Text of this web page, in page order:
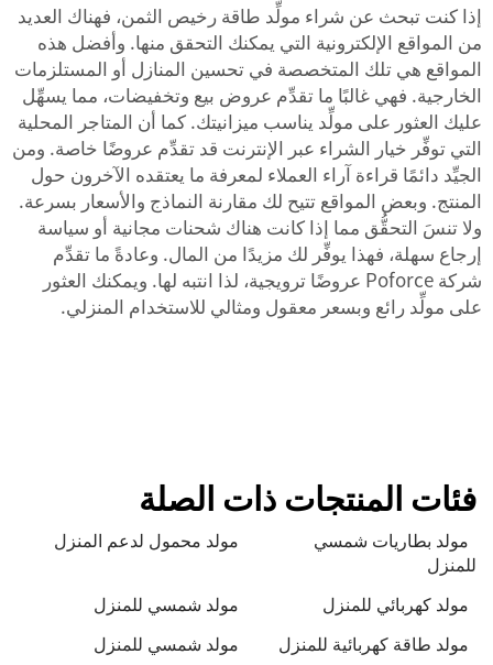
إذا كنت تبحث عن شراء مولِّد طاقة رخيص الثمن، فهناك العديد
من المواقع الإلكترونية التي يمكنك التحقق منها. وأفضل هذه
المواقع هي تلك المتخصصة في تحسين المنازل أو المستلزمات
الخارجية. فهي غالبًا ما تقدِّم عروض بيع وتخفيضات، مما يسهِّل
عليك العثور على مولِّد يناسب ميزانيتك. كما أن المتاجر المحلية
التي توفِّر خيار الشراء عبر الإنترنت قد تقدِّم عروضًا خاصة. ومن
الجيِّد دائمًا قراءة آراء العملاء لمعرفة ما يعتقده الآخرون حول
المنتج. وبعض المواقع تتيح لك مقارنة النماذج والأسعار بسرعة.
ولا تنسَ التحقُّق مما إذا كانت هناك شحنات مجانية أو سياسة
إرجاع سهلة، فهذا يوفِّر لك مزيدًا من المال. وعادةً ما تقدِّم
شركة Poforce عروضًا ترويجية، لذا انتبه لها. ويمكنك العثور
على مولِّد رائع وبسعر معقول ومثالي للاستخدام المنزلي.
فئات المنتجات ذات الصلة
مولد بطاريات شمسي
للمنزل
مولد محمول لدعم المنزل
مولد كهربائي للمنزل
مولد شمسي للمنزل
مولد طاقة كهربائية للمنزل
مولد شمسي للمنزل